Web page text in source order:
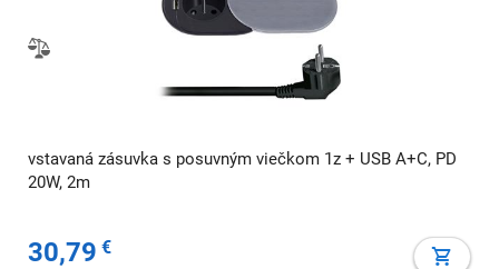
vstavaná zásuvka s posuvným viečkom 1z + USB A+C, PD
20W, 2m
30,79 €